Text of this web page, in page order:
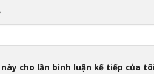
cho lần bình luận kế tiếp của